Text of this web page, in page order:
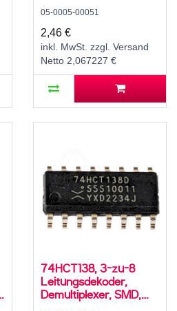
CMOS, -40..125 °C
05-0005-00051
2,46 €
inkl. MwSt. zzgl. Versand
Netto 2,067227 €
74HCT138, 3-zu-8
Leitungsdekoder,
Demultiplexer, SMD,